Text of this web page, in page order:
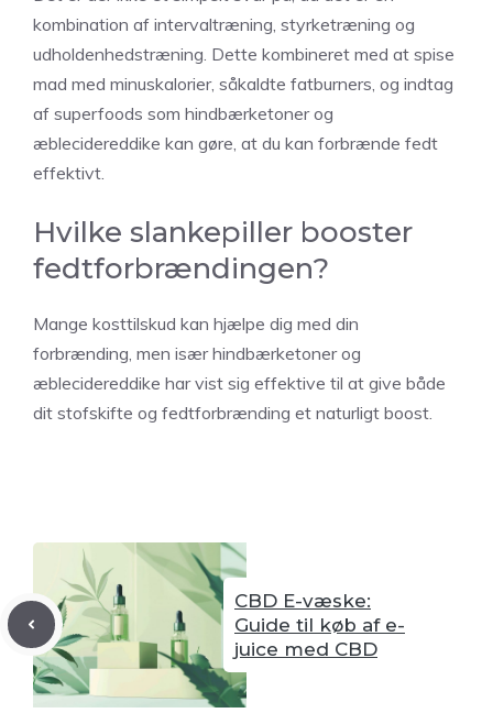
kombination af intervaltræning, styrketræning og
udholdenhedstræning. Dette kombineret med at spise
mad med minuskalorier, såkaldte fatburners, og indtag
af superfoods som hindbærketoner og
æblecidereddike kan gøre, at du kan forbrænde fedt
effektivt.
Hvilke slankepiller booster
fedtforbrændingen?
Mange kosttilskud kan hjælpe dig med din
forbrænding, men især hindbærketoner og
æblecidereddike har vist sig effektive til at give både
dit stofskifte og fedtforbrænding et naturligt boost.
CBD E-væske:
Guide til køb af e-
juice med CBD